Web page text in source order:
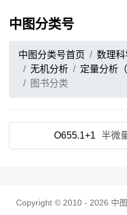
中图分类号
中图分类号首页 数理
无机分析
定量分析
图书分类
O655.1+1 半微
Copyright © 2010 - 2026 中